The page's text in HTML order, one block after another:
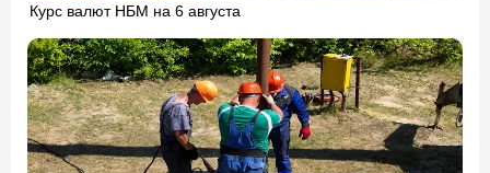
Курс валют НБМ на 6 августа